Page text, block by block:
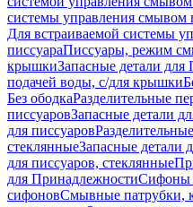
системы управления смывом
Для встраиваемой системы
писсуараПиссуары, режим
крышкиЗапасные детали
подачей воды, с/для крышки
Без ободкаРазделительные
писсуаровЗапасные детали
для писсуаров
стеклянныеЗапасные детали
для писсуаров, стеклянные
для ПринадлежностиСифоны
сифоновСмывные патрубки,